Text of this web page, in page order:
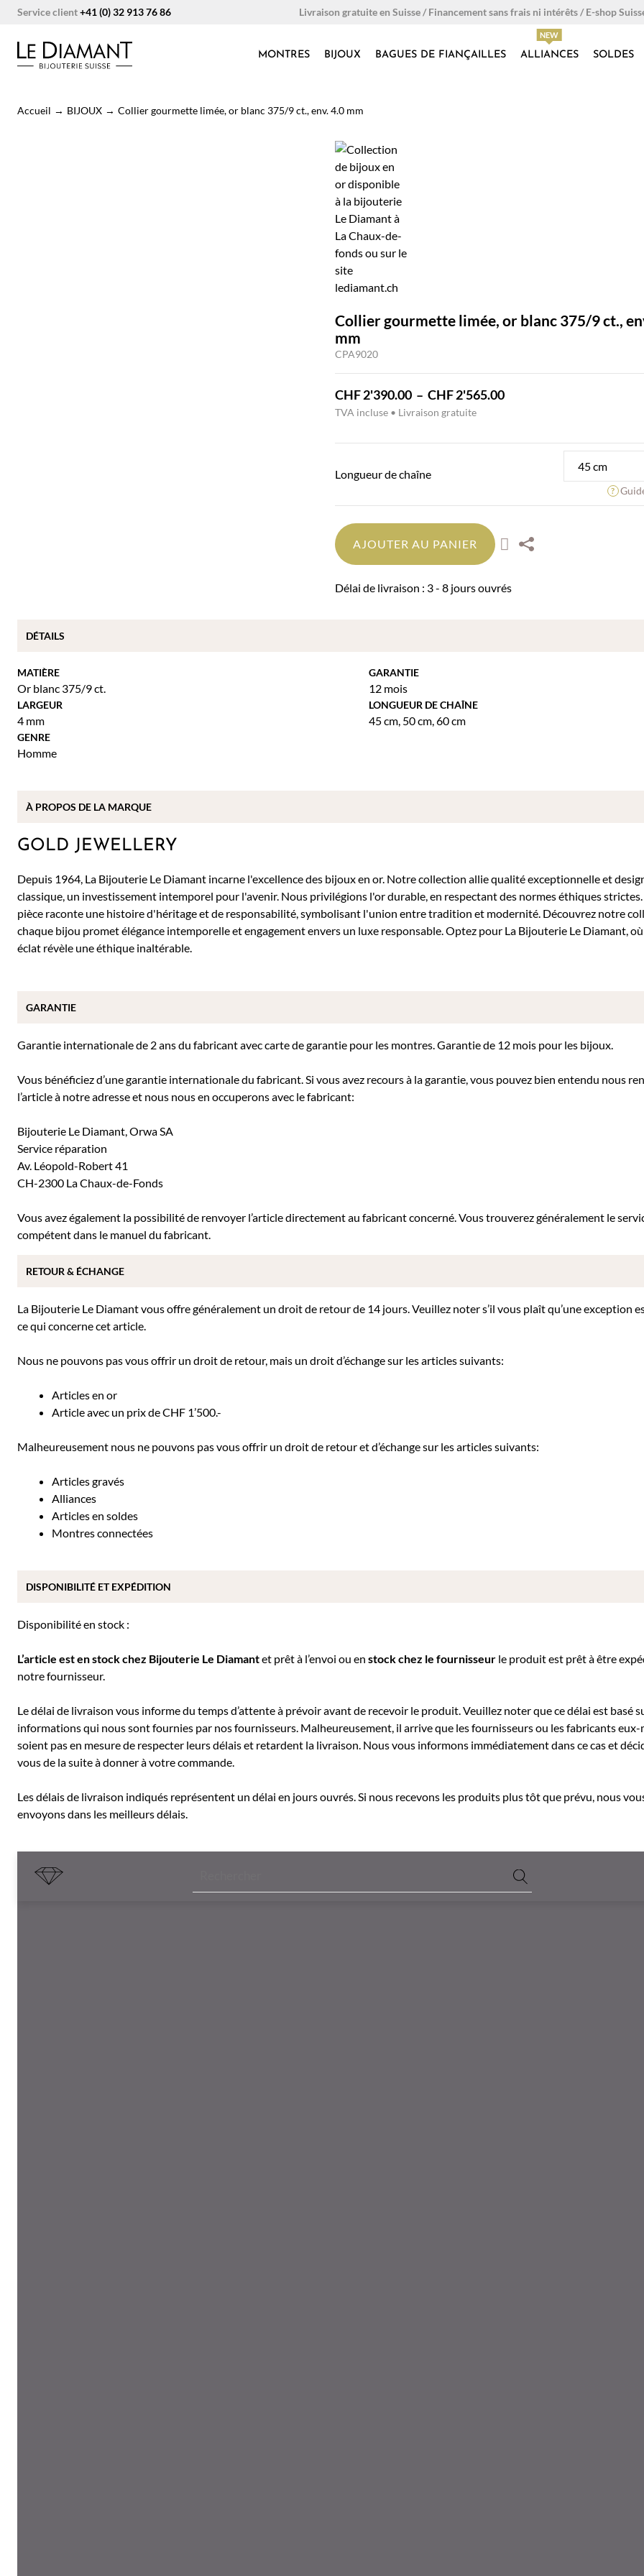
Aller
contenu
Service client+41 (0) 32 913 76 86 Livraison gratuite en Suisse / Financement sans frais ni intérêts / E-shop
MONTRES BIJOUX BAGUES DE FIANÇAILLES ALLIANCES SOLDES
Accueil → BIJOUX → Collier gourmette limée, or blanc 375/9 ct., env. 4.0 mm
Collier gourmette limée, or blanc 375/9 ct.,
mm
CPA9020
CHF2'390.00 – CHF2'565.00Plage
CHF 2'390.00
TVA incluse • Livraison gratuite
Longueur de chaîne
AJOUTER AU PANIER
Délai de livraison : 3 - 8 jours ouvrés
MATIÈRE
Or blanc 375/9 ct.
GARANTIE
12 mois
LARGEUR
4 mm
LONGUEUR DE CHAÎNE
45 cm, 50 cm,60 cm
GENRE
Homme
GOLD JEWELLERY
Depuis 1964, La Bijouterie Le Diamant incarne l'excellence des bijoux en or. Notre collection allie qualité exceptionnelle et
classique, un investissement intemporel pour l'avenir. Nous privilégions l'or durable, en respectant des normes éthiques
pièce raconte une histoire d'héritage et de responsabilité, symbolisant l'union entre tradition et modernité. Découvrez notre
chaque bijou promet élégance intemporelle et engagement envers un luxe responsable. Optez pour La Bijouterie Le Diamant,
éclat révèle une éthique inaltérable.
Garantie internationale de 2 ans du fabricant avec carte de garantie pour les montres. Garantie de 12 mois pour les bijoux.
Vous bénéficiez d’une garantie internationale du fabricant. Si vous avez recours à la garantie, vous pouvez bien entendu nous
l’article à notre adresse et nous nous en occuperons avec le fabricant:
Bijouterie Le Diamant, Orwa SA
Service réparation
Av. Léopold-Robert 41
CH-2300 La Chaux-de-Fonds
Vous avez également la possibilité de renvoyer l’article directement au fabricant concerné. Vous trouverez généralement le
compétent dans le manuel du fabricant.
La Bijouterie Le Diamant vous offre généralement un droit de retour de 14 jours. Veuillez noter s’il vous plaît qu’une exception
ce qui concerne cet article.
Nous ne pouvons pas vous offrir un droit de retour, mais un droit d’échange sur les articles suivants:
Articles en or
Article avec un prix de CHF 1’500.-
Malheureusement nous ne pouvons pas vous offrir un droit de retour et d’échange sur les articles suivants:
Articles gravés
Alliances
Articles en soldes
Montres connectées
Disponibilité en stock :
L’article est en stock chez Bijouterie Le Diamantet prêt à l’envoi ou en stock chez le fournisseur le produit est prêt à être
notre fournisseur.
Le délai de livraison vous informe du temps d’attente à prévoir avant de recevoir le produit. Veuillez noter que ce délai est basé
informations qui nous sont fournies par nos fournisseurs. Malheureusement, il arrive que les fournisseurs ou les fabricants eux-
soient pas en mesure de respecter leurs délais et retardent la livraison. Nous vous informons immédiatement dans ce cas et
vous de la suite à donner à votre commande.
Les délais de livraison indiqués représentent un délai en jours ouvrés. Si nous recevons les produits plus tôt que prévu, nous
envoyons dans les meilleurs délais.
DÉTAILS
À PROPOS DE LA MARQUE
GARANTIE
RETOUR & ÉCHANGE
DISPONIBILITÉ ET EXPÉDITION